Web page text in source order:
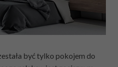
być tylko pokojem do